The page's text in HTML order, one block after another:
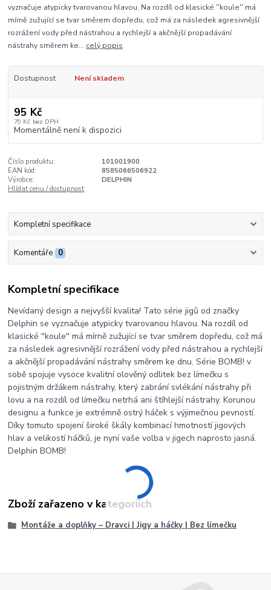
vyznačuje atypicky tvarovanou hlavou. Na rozdíl od klasické ''koule'' má
mírně zužující se tvar směrem dopředu, což má za následek agresivnější
rozrážení vody před nástrahou a rychlejší a akčnější propadávání
nástrahy směrem ke... celý popis
Dostupnost Není skladem
95 Kč
79 Kč bez DPH
Momentálně není k dispozici
Číslo produktu:
101001900
EAN kód:
8585066506922
Výrobce:
DELPHIN
Hlídat cenu / dostupnost
Kompletní specifikace
Komentáře 0
Kompletní specifikace
Nevídaný design a nejvyšší kvalita! Tato série jigů od značky
Delphin se vyznačuje atypicky tvarovanou hlavou. Na rozdíl od
klasické ''koule'' má mírně zužující se tvar směrem dopředu, což má
za následek agresivnější rozrážení vody před nástrahou a rychlejší
a akčnější propadávání nástrahy směrem ke dnu. Série BOMB! v
sobě spojuje vysoce kvalitní olověný odlitek bez límečku s
pojistným držákem nástrahy, který zabrání svlékání nástrahy při
lovu a na rozdíl od límečku netrhá ani štíhlejší nástrahy. Korunou
designu a funkce je extrémně ostrý háček s výjimečnou pevností.
Díky tomuto spojení široké škály kombinací hmotností jigových
hlav a velikostí háčků, je nyní vaše volba v jigech naprosto jasná.
Delphin BOMB!
Zboží zařazeno v kategoriích
Montáže a doplňky – Dravci | Jigy a háčky | Bez límečku